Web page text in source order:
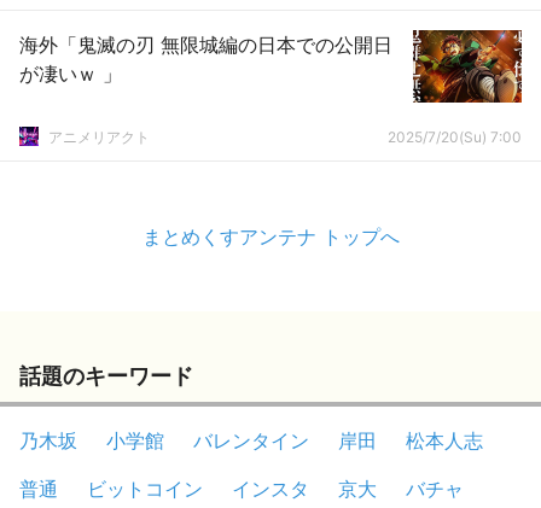
海外「鬼滅の刃 無限城編の日本での公開日
が凄いｗ 」
アニメリアクト 2025/7/20(Su) 7:00
まとめくすアンテナ トップへ
話題のキーワード
乃木坂 小学館 バレンタイン 岸田
松本人志
普通
ビットコイン インスタ 京大
バチャ